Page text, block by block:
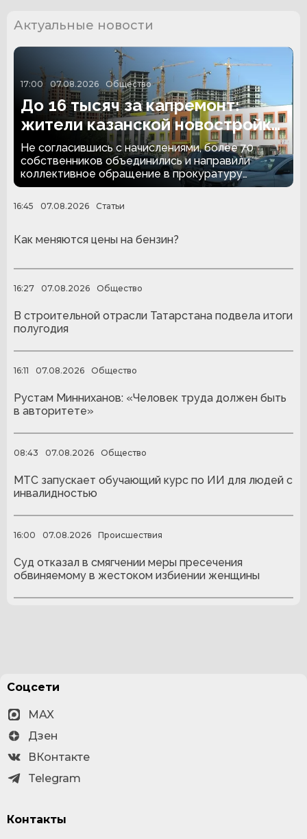
Актуальные новости
17:00 07.08.2026 Общество
До 16 тысяч за капремонт:
жители казанской новостройки
обратились в прокуратуру
Не согласившись с начислениями, более 70
собственников объединились и направили
коллективное обращение в прокуратуру
Татарстана.
16:45 07.08.2026 Статьи
Как меняются цены на бензин?
16:27 07.08.2026 Общество
В строительной отрасли Татарстана подвела итоги
полугодия
16:11 07.08.2026 Общество
Рустам Минниханов: «Человек труда должен быть
в авторитете»
08:43 07.08.2026 Общество
МТС запускает обучающий курс по ИИ для людей с
инвалидностью
16:00 07.08.2026 Происшествия
Суд отказал в смягчении меры пресечения
обвиняемому в жестоком избиении женщины
Соцсети
MAX
Дзен
ВКонтакте
Telegram
Контакты